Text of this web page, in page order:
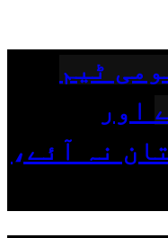
ٹیم
اور
نہ آئے،